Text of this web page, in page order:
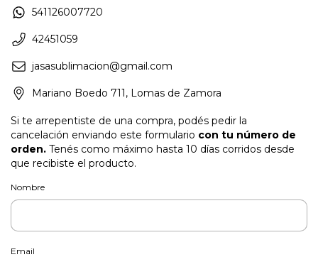
541126007720
42451059
jasasublimacion@gmail.com
Mariano Boedo 711, Lomas de Zamora
Si te arrepentiste de una compra, podés pedir la
cancelación enviando este formulario con tu número de
orden. Tenés como máximo hasta 10 días corridos desde
que recibiste el producto.
Nombre
Email